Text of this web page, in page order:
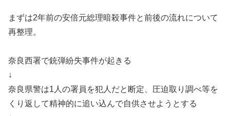
まずは2年前の安倍元総理暗殺事件と前後の流れについて
再整理。
奈良西署で銃弾紛失事件が起きる
↓
奈良県警は1人の署員を犯人だと断定、圧迫取り調べ等を
くり返して精神的に追い込んで自供させようとする